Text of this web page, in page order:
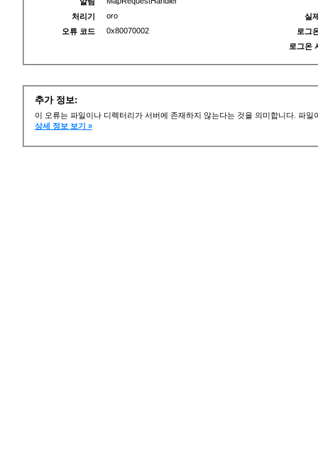
처리기
oro
오류 코드
0x80070002
실
로그
로그온
추가 정보:
이 오류는 파일이나 디렉터리가 서버에 존재하지 않는다는 것을 의미합니다. 파
상세 정보 보기 »